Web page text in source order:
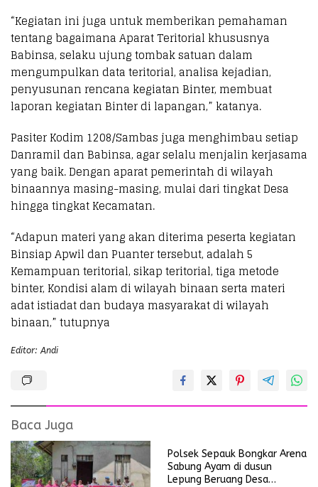
“Kegiatan ini juga untuk memberikan pemahaman
tentang bagaimana Aparat Teritorial khususnya
Babinsa, selaku ujung tombak satuan dalam
mengumpulkan data teritorial, analisa kejadian,
penyusunan rencana kegiatan Binter, membuat
laporan kegiatan Binter di lapangan,” katanya.
Pasiter Kodim 1208/Sambas juga menghimbau setiap
Danramil dan Babinsa, agar selalu menjalin kerjasama
yang baik. Dengan aparat pemerintah di wilayah
binaannya masing-masing, mulai dari tingkat Desa
hingga tingkat Kecamatan.
“Adapun materi yang akan diterima peserta kegiatan
Binsiap Apwil dan Puanter tersebut, adalah 5
Kemampuan teritorial, sikap teritorial, tiga metode
binter, Kondisi alam di wilayah binaan serta materi
adat istiadat dan budaya masyarakat di wilayah
binaan,” tutupnya
Editor: Andi
Baca Juga
Polsek Sepauk Bongkar Arena
Sabung Ayam di dusun
Lepung Beruang Desa